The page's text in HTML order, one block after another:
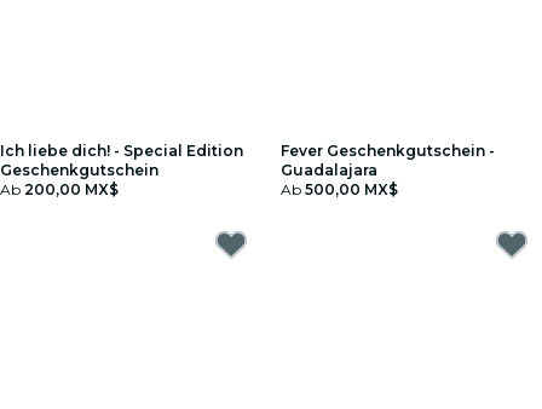
Ich liebe dich! - Special Edition
Geschenkgutschein
Ab 200,00 MX$
Fever Geschenkgutschein -
Guadalajara
Ab 500,00 MX$